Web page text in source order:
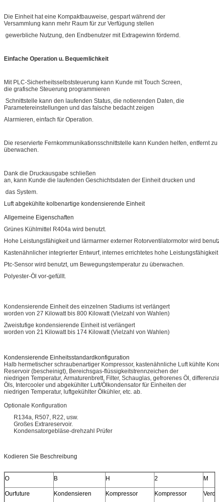
Die Einheit hat eine Kompaktbauweise, gespart während der
Versammlung kann mehr Raum für zur Verfügung stellen
gewerbliche Nutzung, den Endbenutzer mit Extragewinn fördernd.
Einfache Operation u. Bequemlichkeit
Mit PLC-Sicherheitsselbststeuerung kann Kunde mit Touch Screen,
die grafische Steuerung programmieren
Schnittstelle kann den laufenden Status, die notierenden Daten, die
Parametereinstellungen und das falsche bedacht zeigen
Alarmieren, einfach für Operation.
Die reservierte Fernkommunikationsschnittstelle kann Kunden helfen, entfernt zu
überwachen.
Dank die Druckausgabe schließen
an, kann Kunde die laufenden Geschichtsdaten der Einheit drucken und
das System.
Luft abgekühlte kolbenartige kondensierende Einheit
Allgemeine Eigenschaften
Grünes Kühlmittel R404a wird benutzt.
Hohe Leistungsfähigkeit und lärmarmer externer Rotorventilatormotor wird
Kastenähnlicher integrierter Entwurf, internes errichtetes hohe
Ptc-Sensor wird benutzt, um Bewegungstemperatur zu überwachen.
Polyester-Öl vor-gefüllt.
Kondensierende Einheit des einzelnen Stadiums ist verlängert
worden von 27 Kilowatt bis 800 Kilowatt (Vielzahl von Wahlen)
Zweistufige kondensierende Einheit ist verlängert
worden von 21 Kilowatt bis 174 Kilowatt (Vielzahl von Wahlen)
Kondensierende Einheitsstandardkonfiguration
Halb hermetischer schraubenartiger Kompressor, kastenähnliche Luft kühlte
Reservoir (bescheinigt), Bereichsgas-flüssigkeitstrennzeichen der
niedrigen Temperatur, Armaturenbrett, Filter, Schauglas, gefrorenes Öl,
Öls, Intercooler und abgekühlter Luft/Ölkondensator für Einheiten der
niedrigen Temperatur, luftgekühlter Ölkühler, etc. ab.
Optionale Konfiguration
R134a, R507, R22, usw.
Großes Extrareservoir.
Kondensatorgebläse-drehzahl Prüfer
Kodieren Sie Beschreibung
O B H 2 M
Ourfuture
Kondensieren
Kompressor
Kompressor